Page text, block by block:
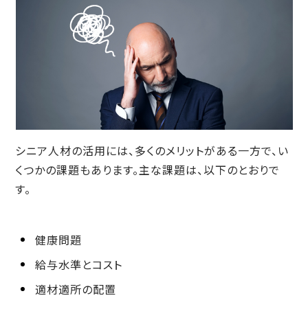
シニア人材の活用には、多くのメリットがある一方で、い
くつかの課題もあります。主な課題は、以下のとおりで
す。
健康問題
給与水準とコスト
適材適所の配置